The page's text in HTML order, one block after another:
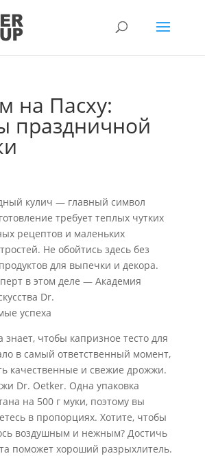
на Пасху:
праздничной
кулич — главный символ
требует теплых чутких
рецептов и маленьких
Не обойтись здесь без
для выпечки и декора.
в этом деле — Академия
Dr.
успеха
знает, чтобы капризное тесто для
в самый ответственный момент,
качественные и свежие дрожжи.
Dr. Oetker. Одна упаковка
на 500 г муки, поэтому вы
в пропорциях. Хотите, чтобы
воздушным и нежным? Достичь
поможет хороший разрыхлитель.